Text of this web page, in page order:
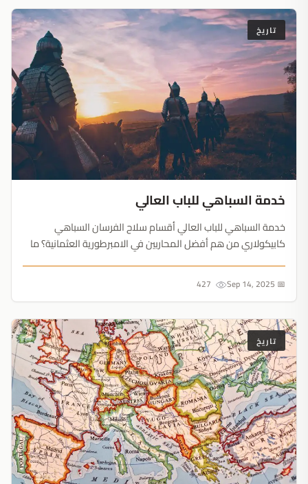
تاريخ
خدمة السباهي للباب العالي
خدمة السباهي للباب العالي أقسام سلاح الفرسان السباهي
كابيكولاري من هم أفضل المحاربين في الامبرطورية العثمانية؟ ما
📅 Sep 14, 2025
تاريخ